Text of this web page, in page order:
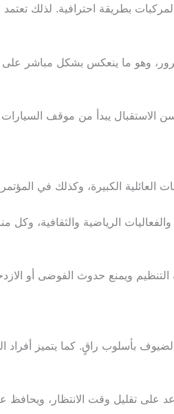
بطريقة احترافية. لذلك
وهو ما ينعكس بشكل مباشر
الاستقبال يبدأ من موقف
العائلية الكبيرة، وكذلك في
الرياضية والثقافية،
ويمنع حدوث الفوضى أو
بأسلوب راقٍ. كما يتميز أفراد
على تقليل وقت الانتظار،